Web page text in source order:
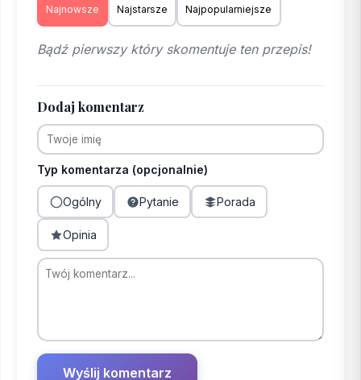
Najnowsze Najstarsze Najpopularniejsze
Bądź pierwszy który skomentuje ten przepis!
Dodaj komentarz
Typ komentarza (opcjonalnie)
Ogólny Pytanie Porada
Opinia